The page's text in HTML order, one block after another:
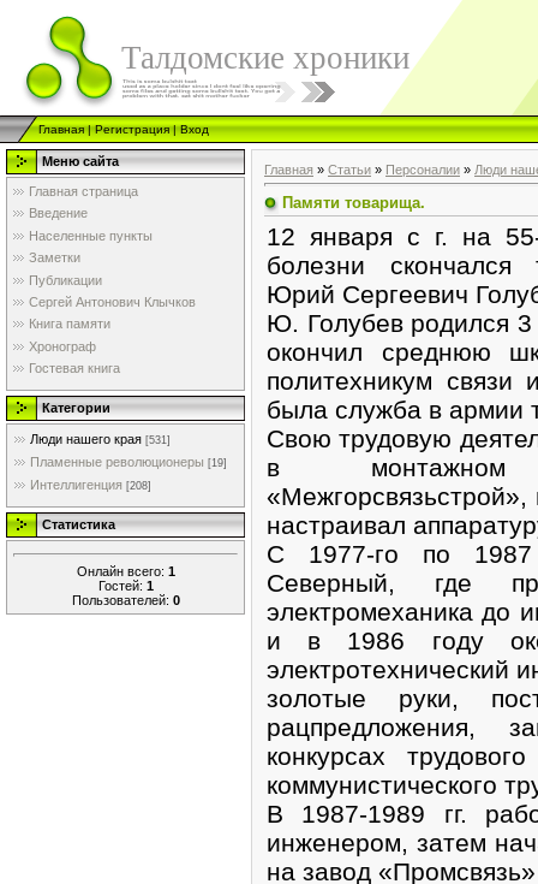
Талдомские хроники
Главная|Регистрация|Вход
Меню сайта
Главная страница
Введение
Населенные пункты
Заметки
Публикации
Сергей Антонович Клычков
Книга памяти
Хронограф
Гостевая книга
Категории
Люди нашего края [531]
Пламенные революционеры [19]
Интеллигенция [208]
Статистика
Онлайн всего: 1
Гостей: 1
Пользователей: 0
Главная » Статьи » Персоналии » Люди
Памяти товарища.
12 января с г. на
болезни скончался
Юрий Сергеевич
Ю. Голубев родился 3
окончил среднюю
политехникум связи
была служба в армии
Свою трудовую
в монтажном
«Межгорсвязьстрой»,
настраивал
С 1977-го по
Северный, где
электромеханика до
и в 1986 году
электротехнический
золотые руки,
рацпредложения,
конкурсах
коммунистического
В 1987-1989 гг.
инженером, затем
на завод